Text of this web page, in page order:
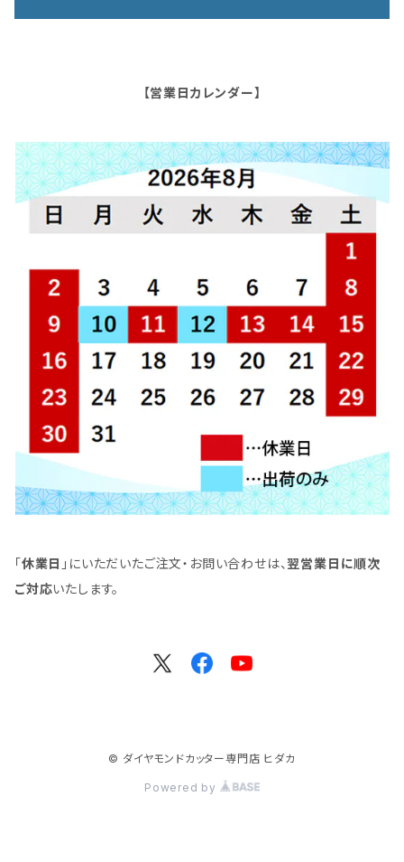
【営業日カレンダー】
「休業日 」にいただいたご注文・お問い合わせは、翌営業日に順次
ご対応いたします。
© ダイヤモンドカッター専門店 ヒダカ
Powered by